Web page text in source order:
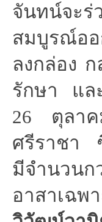
จันทน์จะร่
สมบูรณ์อ
ลงกล่อง
รักษา แล
26 ตุลา
ศรีราชา
มีจำนวนก
อาสาเฉ